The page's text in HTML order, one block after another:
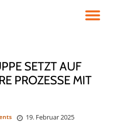
SETZT AUF
PROZESSE MIT
19. Februar 2025